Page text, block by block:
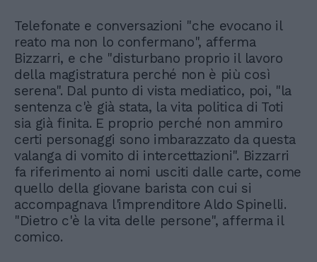
Telefonate e conversazioni "che evocano il
reato ma non lo confermano", afferma
Bizzarri, e che "disturbano proprio il lavoro
della magistratura perché non è più così
serena". Dal punto di vista mediatico, poi, "la
sentenza c'è già stata, la vita politica di Toti
sia già finita. E proprio perché non ammiro
certi personaggi sono imbarazzato da questa
valanga di vomito di intercettazioni". Bizzarri
fa riferimento ai nomi usciti dalle carte, come
quello della giovane barista con cui si
accompagnava l'imprenditore Aldo Spinelli.
"Dietro c'è la vita delle persone", afferma il
comico.